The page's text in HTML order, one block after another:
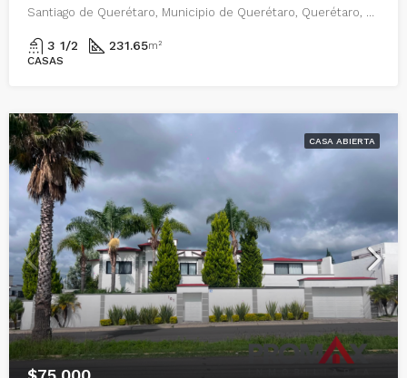
Santiago de Querétaro, Municipio de Querétaro, Querétaro, 76090, México
3 1/2 231.65m²
CASAS
CASA ABIERTA